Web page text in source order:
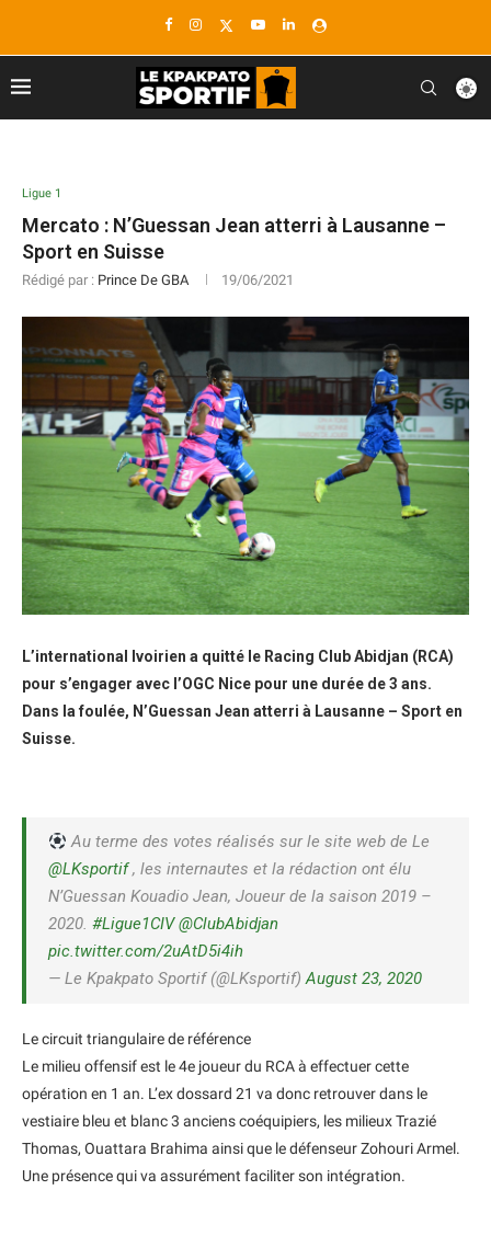
Ligue 1
Mercato : N’Guessan Jean atterri à Lausanne –
Sport en Suisse
Rédigé par : Prince De GBA 19/06/2021
L’international Ivoirien a quitté le Racing Club Abidjan (RCA)
pour s’engager avec l’OGC Nice pour une durée de 3 ans.
Dans la foulée, N’Guessan Jean atterri à Lausanne – Sport en
Suisse.
Au terme des votes réalisés sur le site web de Le
@LKsportif, les internautes et la rédaction ont élu
N’Guessan Kouadio Jean, Joueur de la saison 2019 –
2020. #Ligue1CIV @ClubAbidjan
pic.twitter.com/2uAtD5i4ih
— Le Kpakpato Sportif (@LKsportif)August 23, 2020
Le circuit triangulaire de référence
Le milieu offensif est le 4e joueur du RCA à effectuer cette
opération en 1 an. L’ex dossard 21 va donc retrouver dans le
vestiaire bleu et blanc 3 anciens coéquipiers, les milieux Trazié
Thomas, Ouattara Brahima ainsi que le défenseur Zohouri Armel.
Une présence qui va assurément faciliter son intégration.